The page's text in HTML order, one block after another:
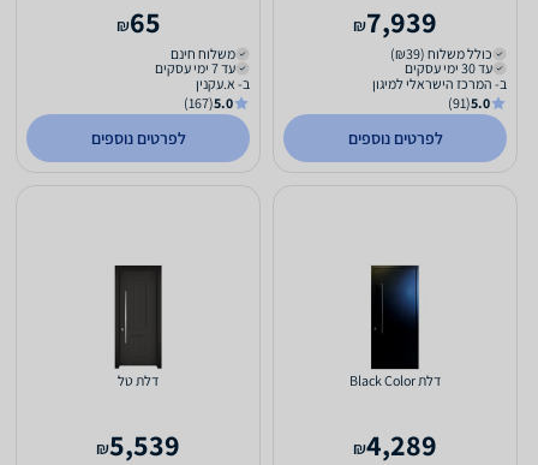
7,939
₪
כולל משלוח (₪39)
עד 30 ימי עסקים
ב- המרכז הישראלי למיגון
5.0
(91)
לפרטים נוספים
65
₪
משלוח חינם
עד 7 ימי עסקים
ב- א.עקנין
5.0
(167)
לפרטים נוספים
דלת Black Color
4,289
₪
דלת טל
5,539
₪